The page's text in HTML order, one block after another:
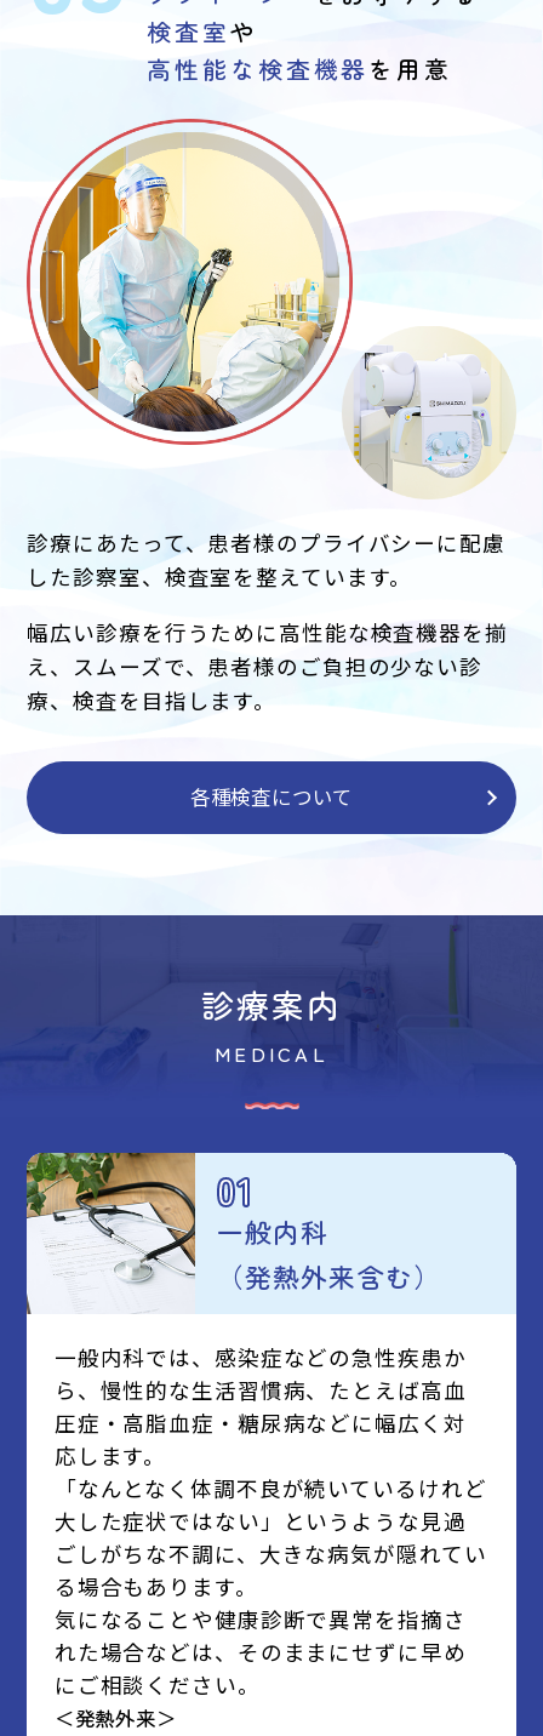
検査室や
高性能な検査機器を用意
診療にあたって、患者様のプライバシーに配慮
した診察室、検査室を整えています。
幅広い診療を行うために高性能な検査機器を揃
え、スムーズで、患者様のご負担の少ない診
療、検査を目指します。
各種検査について
診療案内
MEDICAL
01
一般内科
（発熱外来含む）
一般内科では、感染症などの急性疾患か
ら、慢性的な生活習慣病、たとえば高血
圧症・高脂血症・糖尿病などに幅広く対
応します。
「なんとなく体調不良が続いているけれど
大した症状ではない」というような見過
ごしがちな不調に、大きな病気が隠れてい
る場合もあります。
気になることや健康診断で異常を指摘さ
れた場合などは、そのままにせずに早め
にご相談ください。
＜発熱外来＞